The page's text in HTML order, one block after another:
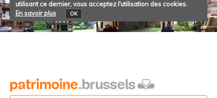
utilisant ce dernier, vous acceptez l'utilisation des cookies.
En savoir plus
OK